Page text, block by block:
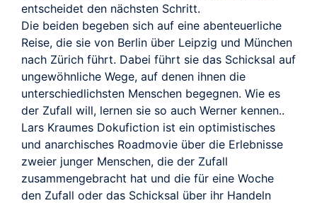
entscheidet den nächsten Schritt.
Die beiden begeben sich auf eine abenteuerliche
Reise, die sie von Berlin über Leipzig und München
nach Zürich führt. Dabei führt sie das Schicksal auf
ungewöhnliche Wege, auf denen ihnen die
unterschiedlichsten Menschen begegnen. Wie es
der Zufall will, lernen sie so auch Werner kennen..
Lars Kraumes Dokufiction ist ein optimistisches
und anarchisches Roadmovie über die Erlebnisse
zweier junger Menschen, die der Zufall
zusammengebracht hat und die für eine Woche
den Zufall oder das Schicksal über ihr Handeln